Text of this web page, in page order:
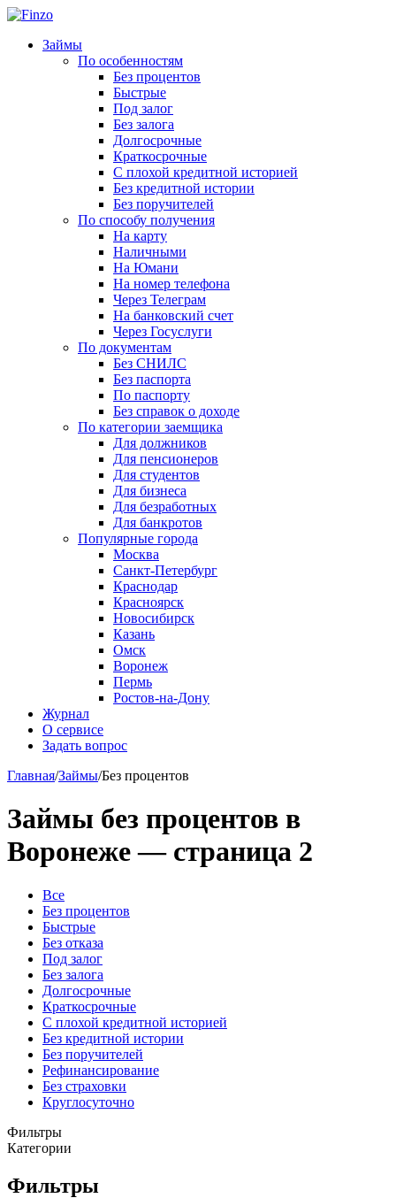
Займы
По особенностям
Без процентов
Быстрые
Под залог
Без залога
Долгосрочные
Краткосрочные
С плохой кредитной историей
Без кредитной истории
Без поручителей
По способу получения
На карту
Наличными
На Юмани
На номер телефона
Через Телеграм
На банковский счет
Через Госуслуги
По документам
Без СНИЛС
Без паспорта
По паспорту
Без справок о доходе
По категории заемщика
Для должников
Для пенсионеров
Для студентов
Для бизнеса
Для безработных
Для банкротов
Популярные города
Москва
Санкт-Петербург
Краснодар
Красноярск
Новосибирск
Казань
Омск
Воронеж
Пермь
Ростов-на-Дону
Журнал
О сервисе
Задать вопрос
Главная/Займы/Без процентов
Займы без процентов в
Воронеже — страница 2
Все
Без процентов
Быстрые
Без отказа
Под залог
Без залога
Долгосрочные
Краткосрочные
С плохой кредитной историей
Без кредитной истории
Без поручителей
Рефинансирование
Без страховки
Круглосуточно
Фильтры
Категории
Фильтры